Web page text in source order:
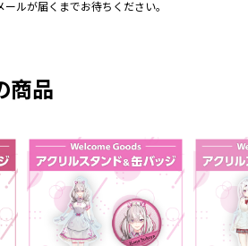
ールが届くまでお待ちください。
商品